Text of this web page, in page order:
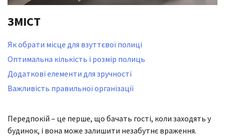
ЗМІСТ
Як обрати місце для взуттєвої полиці
Оптимальна кількість і розмір полиць
Додаткові елементи для зручності
Важливість правильної організації
Передпокій – це перше, що бачать гості, коли заходять у
будинок, і вона може залишити незабутнє враження.